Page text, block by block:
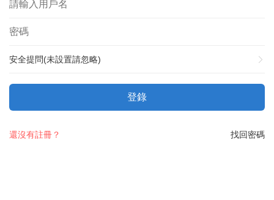
安全提問(未設置請忽略)
登錄
找回密碼
還沒有註冊？